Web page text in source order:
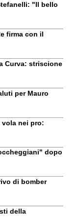
"Il bello
firma con il
Curva: striscione
per Mauro
vola nei pro:
dopo
di bomber
della